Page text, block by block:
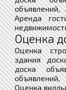
Аренда
Оценка
Оценка
здания
доска
Оценка